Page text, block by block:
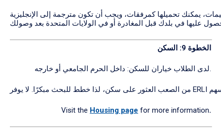
الخطوة 9: السكن
لدى الطلاب خياران للسكن: داخل الحرم الجامعي أو خارجه.
Visit the Housing page for more information.